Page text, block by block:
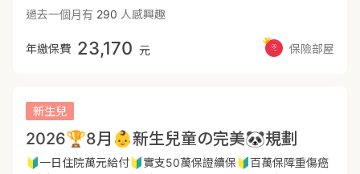
額度，門診手術雜費6萬元(含特定診療)，實支轉換日額1,000
元。提供足額的保障，有優良的醫療品質。 二、一次性理賠
金：重大傷病，癌症(全球) ⭐️ 根據統計，癌症年年蟬聯十大
死因榜首，並且有年輕化趨勢。癌症的嚴重程度大致分為初
期時選擇好的醫療。因癌症或重傷的發生都需半年至兩年左右
⭐️ 重大傷病依據健保署認定22大類，加總細項共涵蓋300多
項。 例如:小兒麻痺症、重度癌症、亞斯伯格症等等都是屬於
過去一個月有 290 人感興趣
年繳保費 23,170 元 保險部屋
新生兒
2026🏆8月👶新生兒童の完美🐼規劃
🔰一日住院萬元給付🔰實支50萬保證續保🔰百萬保障重傷癌